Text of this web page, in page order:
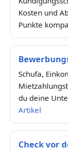
Kosten und
Punkte
Schufa,
du deine
Artikel
Check vor